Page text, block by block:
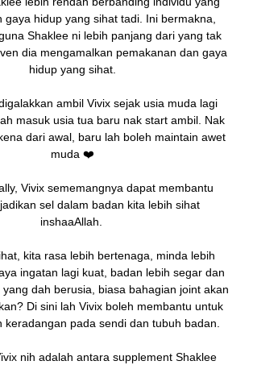
gaya hidup yang sihat tadi. Ini bermakna,
Shaklee ni lebih panjang dari yang tak
dia mengamalkan pemakanan dan gaya
hidup yang sihat.
ambil Vivix sejak usia muda lagi
masuk usia tua baru nak start ambil. Nak
dari awal, baru lah boleh maintain awet
muda ❤️
Vivix sememangnya dapat membantu
sel dalam badan kita lebih sihat
inshaaAllah.
kita rasa lebih bertenaga, minda lebih
ingatan lagi kuat, badan lebih segar dan
dah berusia, biasa bahagian joint akan
Di sini lah Vivix boleh membantu untuk
keradangan pada sendi dan tubuh badan.
nih adalah antara supplement Shaklee